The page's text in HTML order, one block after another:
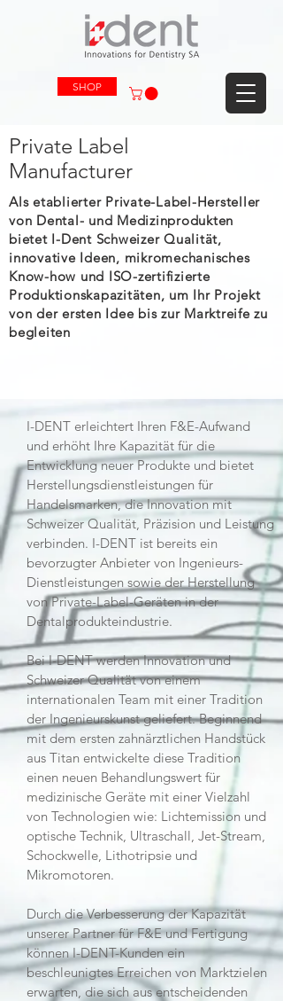
SHOP
Private Label
Manufacturer
Als etablierter Private-Label-Hersteller
von Dental- und Medizinprodukten
bietet I-Dent Schweizer Qualität,
innovative Ideen, mikromechanisches
Know-how und ISO-zertifizierte
Produktionskapazitäten, um Ihr Projekt
von der ersten Idee bis zur Marktreife zu
begleiten
I-DENT erleichtert Ihren F&E-Aufwand
und erhöht Ihre Kapazität für die
Entwicklung neuer Produkte und bietet
Herstellungsdienstleistungen für
Handelsmarken, die Innovation mit
Schweizer Qualität, Präzision und Leistung
verbinden. I-DENT ist bereits ein
bevorzugter Anbieter von Ingenieurs-
Dienstleistungen sowie der Herstellung
von Private-Label-Geräten in der
Dentalprodukteindustrie.
Bei I-DENT werden Innovation und
Schweizer Qualität von einem
internationalen Team mit einer Tradition
der Ingenieurskunst geliefert. Beginnend
mit dem ersten zahnärztlichen Handstück
aus Titan entwickelte diese Tradition
einen neuen Behandlungswert für
medizinische Geräte mit einer Vielzahl
von Technologien wie: Lichtemission und
optische Technik, Ultraschall, Jet-Stream,
Schockwelle, Lithotripsie und
Mikromotoren.
Durch die Verbesserung der Kapazität
unserer Partner für F&E und Fertigung
können I-DENT-Kunden ein
beschleunigtes Erreichen von Marktzielen
erwarten, die sich aus entscheidenden